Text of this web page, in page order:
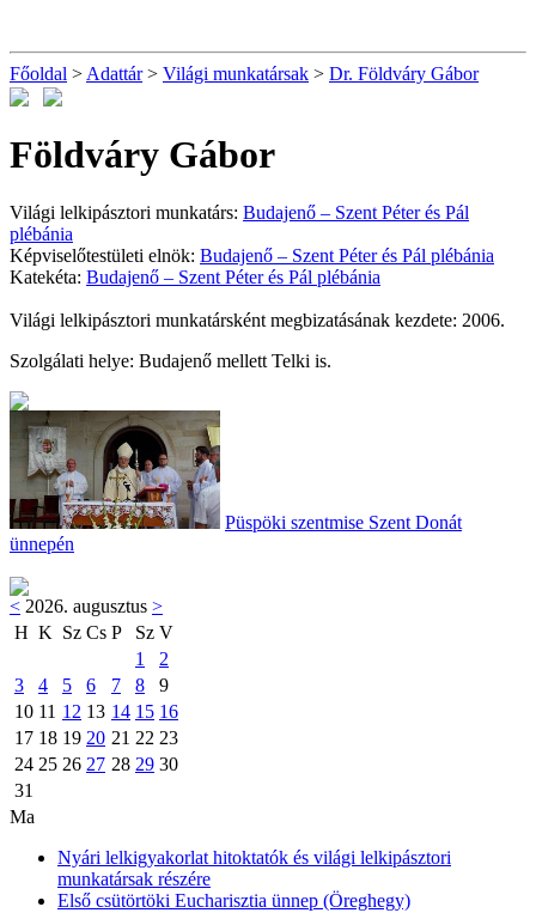
Főoldal > Adattár> Világi munkatársak > Dr. Földváry Gábor
Földváry Gábor
Világi lelkipásztori munkatárs: Budajenő – Szent Péter és Pál
plébánia
Képviselőtestületi elnök: Budajenő – Szent Péter és Pál plébánia
Katekéta: Budajenő – Szent Péter és Pál plébánia
Világi lelkipásztori munkatársként megbizatásának kezdete: 2006.
Szolgálati helye: Budajenő mellett Telki is.
Püspöki szentmise Szent Donát
ünnepén
< 2026. augusztus >
H K Sz Cs P Sz V
1
2
3
4 5 6 7 8
9
10 11 12 13 14 15 16
17 18 19 20 21 22 23
24 25 26 27 28 29 30
31
Ma
Nyári lelkigyakorlat hitoktatók és világi lelkipásztori
munkatársak részére
Első csütörtöki Eucharisztia ünnep (Öreghegy)